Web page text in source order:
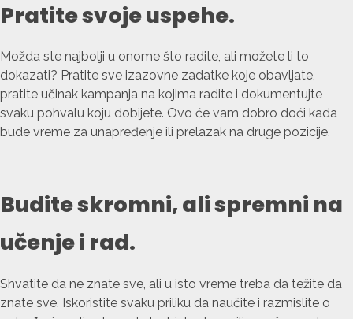
Pratite svoje uspehe.
Možda ste najbolji u onome što radite, ali možete li to
dokazati? Pratite sve izazovne zadatke koje obavljate,
pratite učinak kampanja na kojima radite i dokumentujte
svaku pohvalu koju dobijete. Ovo će vam dobro doći kada
bude vreme za unapređenje ili prelazak na druge pozicije.
Budite skromni, ali spremni na
učenje i rad.
Shvatite da ne znate sve, ali u isto vreme treba da težite da
znate sve. Iskoristite svaku priliku da naučite i razmislite o